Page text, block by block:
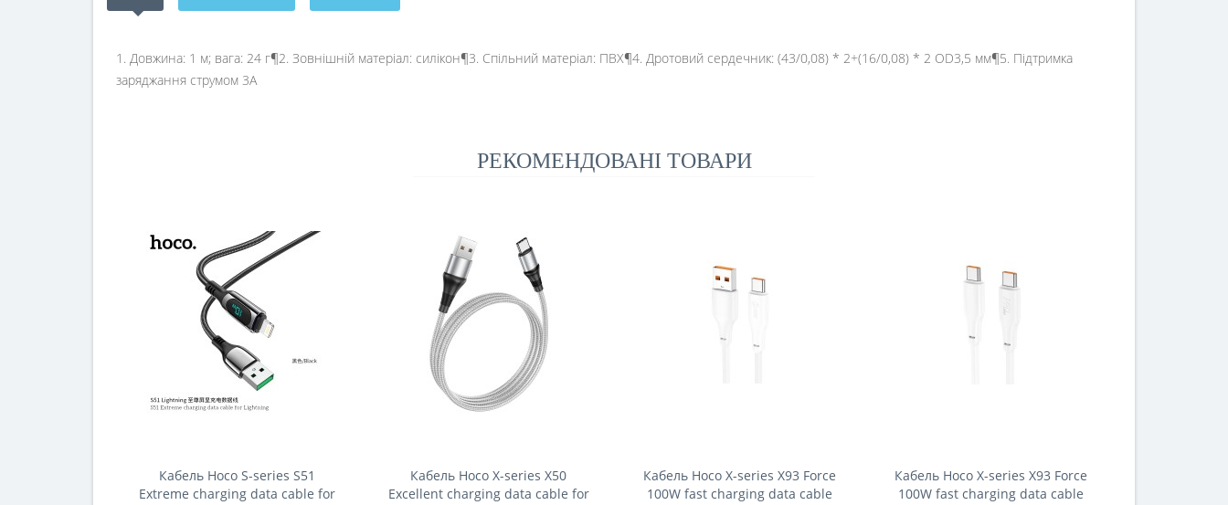
1. Довжина: 1 м; вага: 24 г¶2. Зовнішній матеріал: силікон¶3. Спільний матеріал: ПВХ¶4. Дротовий сердечник: (43/0,08) * 2+(16/0,08) * 2 OD3,5 мм¶5. Підтримка
заряджання струмом 3А
РЕКОМЕНДОВАНІ ТОВАРИ
Кабель Hoco S-series S51
Extreme charging data cable for
Кабель Hoco X-series X50
Excellent charging data cable for
Кабель Hoco X-series X93 Force
100W fast charging data cable
Кабель Hoco X-series X93 Force
100W fast charging data cable